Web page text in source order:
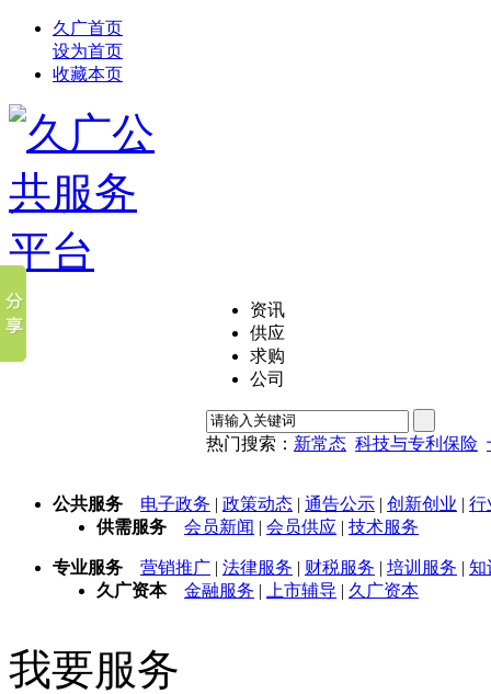
久广首页
设为首页
收藏本页
资讯
供应
求购
公司
热门搜索： 新常态 科技与专利保险
公共服务 电子政务 | 政策动态 | 通告公示 | 创新创业 | 行
供需服务
会员新闻 | 会员供应 | 技术服务
专业服务 营销推广 | 法律服务 | 财税服务 | 培训服务 | 知
久广资本
金融服务 | 上市辅导 | 久广资本
我要服务